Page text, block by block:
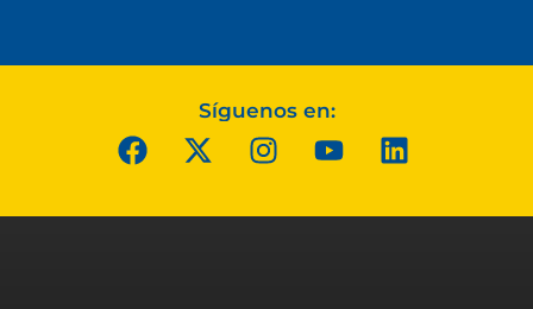
Síguenos en: